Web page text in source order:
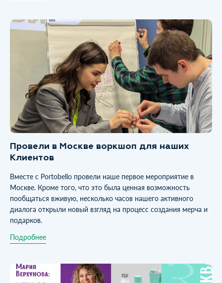
Провели в Москве воркшоп для наших
Клиентов
Вместе с Portobello провели наше первое мероприятие в
Москве. Кроме того, что это была ценная возможность
пообщаться вживую, несколько часов нашего активного
диалога открыли новый взгляд на процесс создания мерча и
подарков.
Подробнее